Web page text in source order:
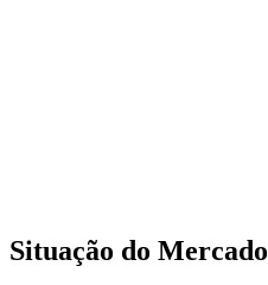
Situação do Mercado